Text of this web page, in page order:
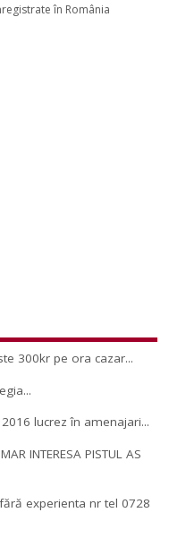
în România
300kr pe ora cazar...
lucrez în amenajari...
INTERESA PISTUL AS
experienta nr tel 0728